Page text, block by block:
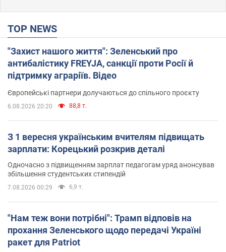
TOP NEWS
"Захист нашого життя": Зеленський про
антибалістику FREYJA, санкції проти Росії й
підтримку аграріїв. Відео
Європейські партнери долучаються до спільного проєкту
6.08.2026 20:20 88,8 т.
З 1 вересня українським вчителям підвищать
зарплати: Корецький розкрив деталі
Одночасно з підвищенням зарплат педагогам уряд анонсував
збільшення студентських стипендій
7.08.2026 00:29 6,9 т.
"Нам теж вони потрібні": Трамп відповів на
прохання Зеленського щодо передачі Україні
ракет для Patriot